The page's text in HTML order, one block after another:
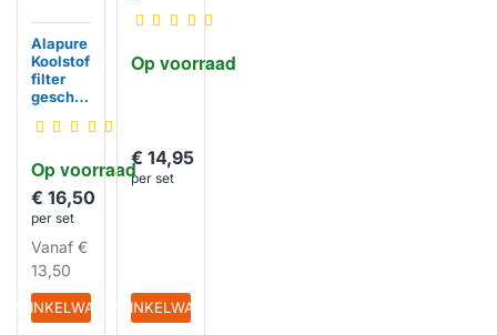
Op voorraad
Alapure
Koolstof
filter
geschik
Beko
60 /
FCH260
/
918845
7010
€ 16,50
per set
Vanaf €
13,50
WINKELWAGEN
HUISMERK
Op voorraad
Beko
€ 14,95
per set
IN WINKELWAGEN